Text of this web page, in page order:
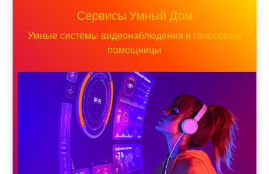
Сервисы Умный Дом
Умные системы видеонаблюдения и голосовые
помощницы